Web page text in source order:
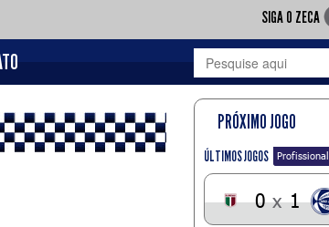
SIGA O ZECA
PRÓXIMO JOGO
ÚLTIMOS JOGOS Profissional
0 x 1